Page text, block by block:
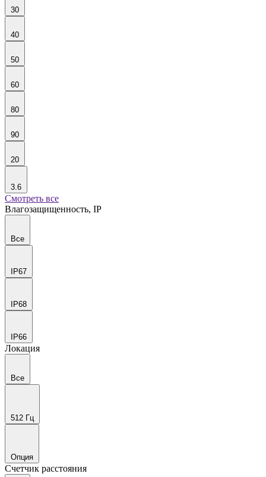
30
40
50
60
80
90
20
3.6
Смотреть все
Влагозащищенность, IP
Все
IP67
IP68
IP66
Локация
Все
512 Гц
Опция
Счетчик расстояния